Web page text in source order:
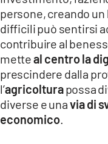
APPLE
persone, creando un
difficili può sentirsi
contribuire al
metteal centro la
prescindere dalla
l’agricolturapossa
diverse e unavia di
economico